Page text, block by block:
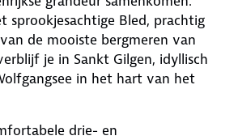
sprookjesachtige Bled, prachtig
de mooiste bergmeren van
je in Sankt Gilgen, idyllisch
in het hart van het
drie- en